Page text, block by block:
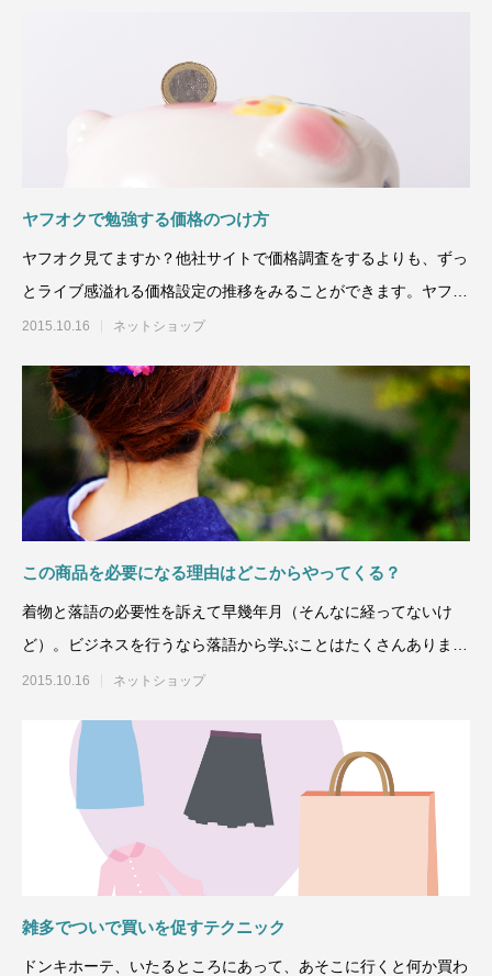
ヤフオクで勉強する価格のつけ方
ヤフオク見てますか？他社サイトで価格調査をするよりも、ずっ
とライブ感溢れる価格設定の推移をみることができます。ヤフオ
クで高値で落
2015.10.16 ネットショップ
この商品を必要になる理由はどこからやってくる？
着物と落語の必要性を訴えて早幾年月（そんなに経ってないけ
ど）。ビジネスを行うなら落語から学ぶことはたくさんあります
よ。薀蓄力も付きます。
2015.10.16 ネットショップ
雑多でついで買いを促すテクニック
ドンキホーテ、いたるところにあって、あそこに行くと何か買わ